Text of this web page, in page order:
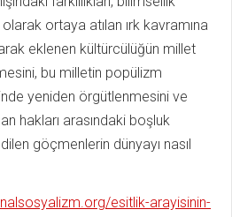
ortaya atılan ırk kavramına
eklenen kültürcülüğün millet
bu milletin popülizm
yeniden örgütlenmesini ve
hakları arasındaki boşluk
göçmenlerin dünyayı nasıl
esitlik-arayisinin-